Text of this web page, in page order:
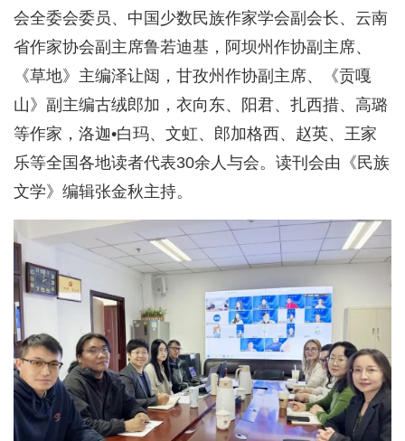
会全委会委员、中国少数民族作家学会副会长、云南
省作家协会副主席鲁若迪基，阿坝州作协副主席、
《草地》主编泽让闼，甘孜州作协副主席、《贡嘎
山》副主编古绒郎加，衣向东、阳君、扎西措、高璐
等作家，洛迦•白玛、文虹、郎加格西、赵英、王家
乐等全国各地读者代表30余人与会。读刊会由《民族
文学》编辑张金秋主持。